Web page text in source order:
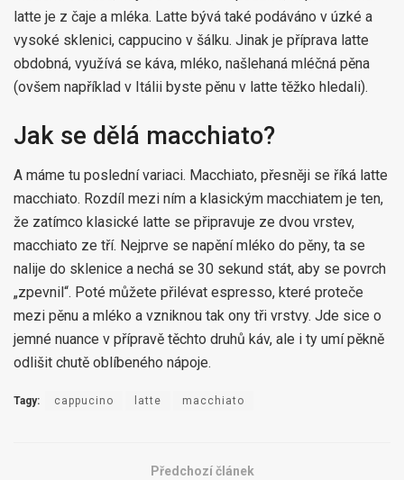
latte je z čaje a mléka. Latte bývá také podáváno v úzké a
vysoké sklenici, cappucino v šálku. Jinak je příprava latte
obdobná, využívá se káva, mléko, našlehaná mléčná pěna
(ovšem například v Itálii byste pěnu v latte těžko hledali).
Jak se dělá macchiato?
A máme tu poslední variaci. Macchiato, přesněji se říká latte
macchiato. Rozdíl mezi ním a klasickým macchiatem je ten,
že zatímco klasické latte se připravuje ze dvou vrstev,
macchiato ze tří. Nejprve se napění mléko do pěny, ta se
nalije do sklenice a nechá se 30 sekund stát, aby se povrch
„zpevnil“. Poté můžete přilévat espresso, které proteče
mezi pěnu a mléko a vzniknou tak ony tři vrstvy. Jde sice o
jemné nuance v přípravě těchto druhů káv, ale i ty umí pěkně
odlišit chutě oblíbeného nápoje.
Tagy: cappucino latte macchiato
Předchozí článek